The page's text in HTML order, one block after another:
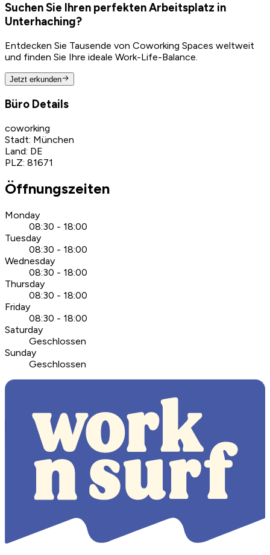
Suchen Sie Ihren perfekten Arbeitsplatz in
Unterhaching?
Entdecken Sie Tausende von Coworking Spaces weltweit
und finden Sie Ihre ideale Work-Life-Balance.
Jetzt erkunden
Büro Details
coworking
Stadt: München
Land: DE
PLZ: 81671
Öffnungszeiten
Monday
08:30 - 18:00
Tuesday
08:30 - 18:00
Wednesday
08:30 - 18:00
Thursday
08:30 - 18:00
Friday
08:30 - 18:00
Saturday
Geschlossen
Sunday
Geschlossen